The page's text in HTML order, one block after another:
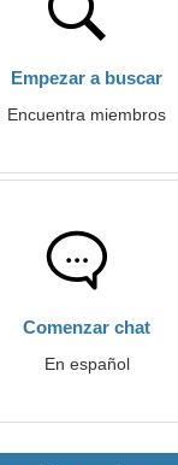
Empezar a buscar
Encuentra miembros
Comenzar chat
En español